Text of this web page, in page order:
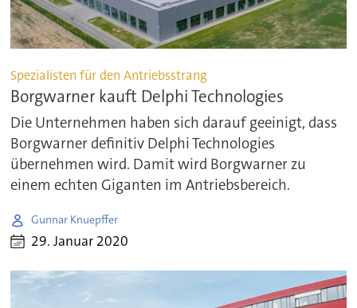
Spezialisten für den Antriebsstrang
Borgwarner kauft Delphi Technologies
Die Unternehmen haben sich darauf geeinigt, dass
Borgwarner definitiv Delphi Technologies
übernehmen wird. Damit wird Borgwarner zu
einem echten Giganten im Antriebsbereich.
Gunnar Knuepffer
29. Januar 2020